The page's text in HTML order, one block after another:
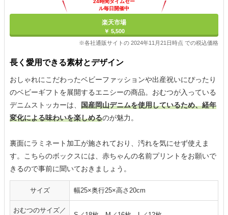
24時間タイムセー
ル毎日開催中
楽天市場
￥ 5,500
※各社通販サイトの 2024年11月21日時点 での税込価格
長く愛用できる素材とデザイン
おしゃれにこだわったベビーファッションや出産祝いにぴったり
のベビーギフトを展開するエニシーの商品。おむつが入っている
デニムストッカーは、 国産岡山デニムを使用しているため、経年
変化による味わいを楽しめるのが魅力。
裏面にラミネート加工が施されており、汚れを気にせず使えま
す。こちらのボックスには、赤ちゃんの名前プリントをお願いで
きるので事前に聞いておきましょう。
サイズ 幅25×奥行25×高さ20cm
おむつのサイズ／